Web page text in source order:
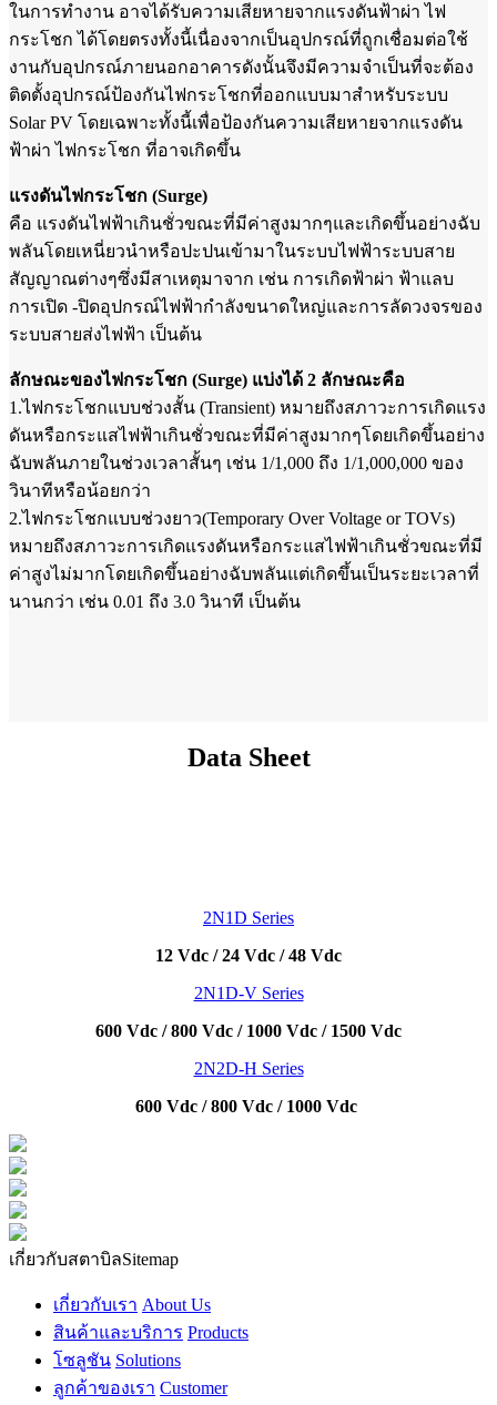
ในการทำงาน อาจได้รับความเสียหายจากแรงดันฟ้าผ่า ไฟ
กระโชก ได้โดยตรงทั้งนี้เนื่องจากเป็นอุปกรณ์ที่ถูกเชื่อมต่อใช้
งานกับอุปกรณ์ภายนอกอาคารดังนั้นจึงมีความจำเป็นที่จะต้อง
ติดตั้งอุปกรณ์ป้องกันไฟกระโชกที่ออกแบบมาสำหรับระบบ
Solar PV โดยเฉพาะทั้งนี้เพื่อป้องกันความเสียหายจากแรงดัน
ฟ้าผ่า ไฟกระโชก ที่อาจเกิดขึ้น
แรงดันไฟกระโชก (Surge)
คือ แรงดันไฟฟ้าเกินชั่วขณะที่มีค่าสูงมากๆและเกิดขึ้นอย่างฉับ
พลันโดยเหนี่ยวนำหรือปะปนเข้ามาในระบบไฟฟ้าระบบสาย
สัญญาณต่างๆซึ่งมีสาเหตุมาจาก เช่น การเกิดฟ้าผ่า ฟ้าแลบ
การเปิด -ปิดอุปกรณ์ไฟฟ้ากำลังขนาดใหญ่และการลัดวงจรของ
ระบบสายส่งไฟฟ้า เป็นต้น
ลักษณะของไฟกระโชก (Surge) แบ่งได้ 2 ลักษณะคือ
1.ไฟกระโชกแบบช่วงสั้น (Transient) หมายถึงสภาวะการเกิดแรง
ดันหรือกระแสไฟฟ้าเกินชั่วขณะที่มีค่าสูงมากๆโดยเกิดขึ้นอย่าง
ฉับพลันภายในช่วงเวลาสั้นๆ เช่น 1/1,000 ถึง 1/1,000,000 ของ
วินาทีหรือน้อยกว่า
2.ไฟกระโชกแบบช่วงยาว(Temporary Over Voltage or TOVs)
หมายถึงสภาวะการเกิดแรงดันหรือกระแสไฟฟ้าเกินชั่วขณะที่มี
ค่าสูงไม่มากโดยเกิดขึ้นอย่างฉับพลันแต่เกิดขึ้นเป็นระยะเวลาที่
นานกว่า เช่น 0.01 ถึง 3.0 วินาที เป็นต้น
Data Sheet
2N1D Series
12 Vdc / 24 Vdc / 48 Vdc
2N1D-V Series
600 Vdc / 800 Vdc / 1000 Vdc / 1500 Vdc
2N2D-H Series
600 Vdc / 800 Vdc / 1000 Vdc
เกี่ยวกับสตาบิลSitemap
เกี่ยวกับเรา About Us
สินค้าและบริการ Products
โซลูชัน Solutions
ลูกค้าของเรา Customer